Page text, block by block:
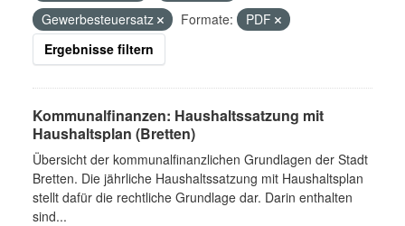
Gewerbesteuersatz
Formate:
PDF
Ergebnisse filtern
Kommunalfinanzen: Haushaltssatzung mit
Haushaltsplan (Bretten)
Übersicht der kommunalfinanzlichen Grundlagen der Stadt
Bretten. Die jährliche Haushaltssatzung mit Haushaltsplan
stellt dafür die rechtliche Grundlage dar. Darin enthalten
sind...